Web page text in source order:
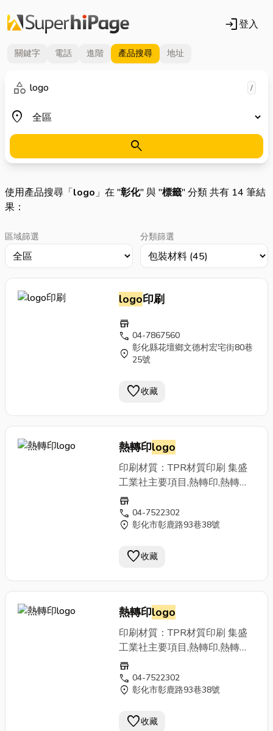
login登入
關鍵字 電話 進階 產品搜尋 地址
category
關鍵字 /
place
地區
search
使用產品搜尋「logo」在 "彰化" 與 "標籤" 分類 共有 14 筆結
果：
區域篩選 分類篩選
logo印刷
store
call 04-7867560
location_on 彰化縣花壇鄉文德村宏宅街80巷
25號
favorite收藏
熱轉印logo
印刷材質：TPR材質印刷 集盛
工業社主要項目,熱轉印,熱轉印
紙,轉印紙,熱轉印馬克杯,塑膠熱
轉印,木材熱轉印,塑膠湯匙熱轉
印,熱轉印膜,彰化熱轉印,台中熱
store
call 04-7522302
location_on 彰化市彰鹿路93巷38號
favorite收藏
熱轉印logo
印刷材質：TPR材質印刷 集盛
工業社主要項目,熱轉印,熱轉印
紙,轉印紙,熱轉印馬克杯,塑膠熱
轉印,木材熱轉印,塑膠湯匙熱轉
印,熱轉印膜,彰化熱轉印,台中熱
store
call 04-7522302
location_on 彰化市彰鹿路93巷38號
favorite收藏